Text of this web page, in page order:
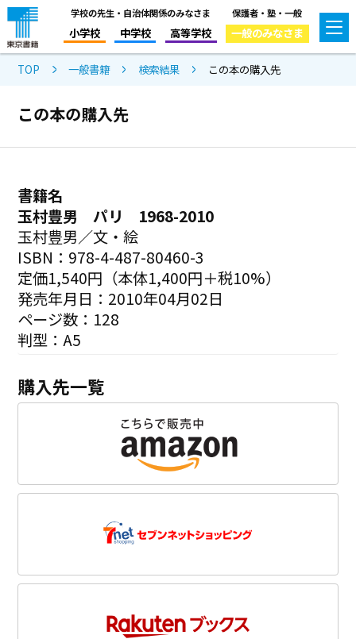
学校の先生・自治体関係のみなさま
小学校 中学校 高等学校
保護者・塾・一般
一般のみなさま
TOP 一般書籍 検索結果 この本の購入先
この本の購入先
書籍名
玉村豊男 パリ 1968-2010
玉村豊男／文・絵
ISBN：978-4-487-80460-3
定価1,540円（本体1,400円＋税10%）
発売年月日：2010年04月02日
ページ数：128
判型：A5
購入先一覧